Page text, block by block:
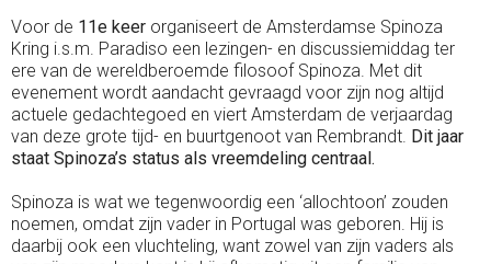
Voor de 11e keer organiseert de Amsterdamse Spinoza
Kring i.s.m. Paradiso een lezingen- en discussiemiddag ter
ere van de wereldberoemde filosoof Spinoza. Met dit
evenement wordt aandacht gevraagd voor zijn nog altijd
actuele gedachtegoed en viert Amsterdam de verjaardag
van deze grote tijd- en buurtgenoot van Rembrandt. Dit jaar
staat Spinoza’s status als vreemdeling centraal.
Spinoza is wat we tegenwoordig een ‘allochtoon’ zouden
noemen, omdat zijn vader in Portugal was geboren. Hij is
daarbij ook een vluchteling, want zowel van zijn vaders als